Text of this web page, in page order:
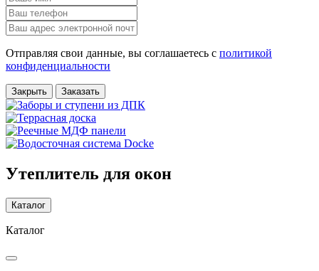
Отправляя свои данные, вы соглашаетесь с политикой
конфиденциальности
Закрыть Заказать
Утеплитель для окон
Каталог
Каталог